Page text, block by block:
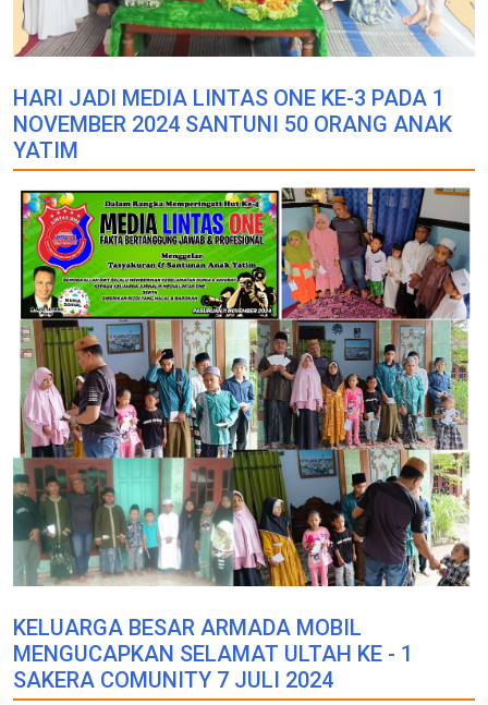
HARI JADI MEDIA LINTAS ONE KE-3 PADA 1
NOVEMBER 2024 SANTUNI 50 ORANG ANAK
YATIM
KELUARGA BESAR ARMADA MOBIL
MENGUCAPKAN SELAMAT ULTAH KE - 1
SAKERA COMUNITY 7 JULI 2024